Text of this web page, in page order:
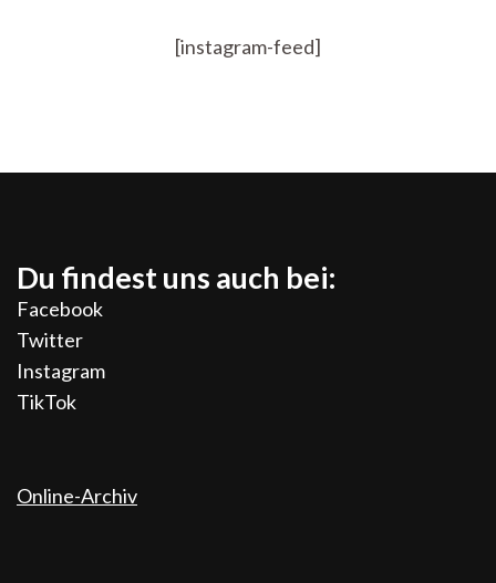
[instagram-feed]
Du findest uns auch bei:
Facebook
Twitter
Instagram
TikTok
Online-Archiv